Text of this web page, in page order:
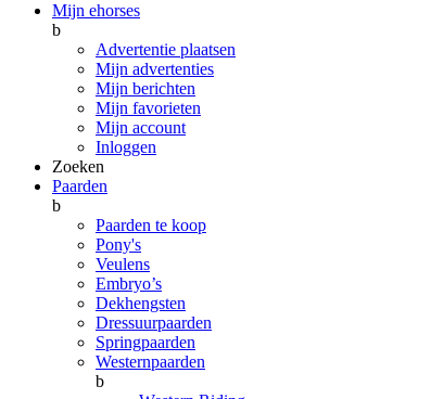
Mijn ehorses
b
Advertentie plaatsen
Mijn advertenties
Mijn berichten
Mijn favorieten
Mijn account
Inloggen
Zoeken
Paarden
b
Paarden te koop
Pony's
Veulens
Embryo’s
Dekhengsten
Dressuurpaarden
Springpaarden
Westernpaarden
b